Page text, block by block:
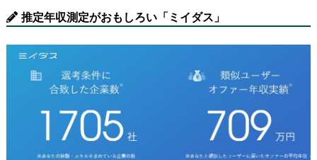
推定年収測定がおもしろい「ミイダス」